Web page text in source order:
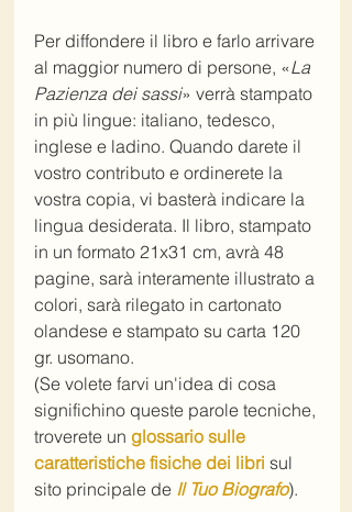
Per diffondere il libro e farlo arrivare
al maggior numero di persone, «La
Pazienza dei sassi» verrà stampato
in più lingue: italiano, tedesco,
inglese e ladino. Quando darete il
vostro contributo e ordinerete la
vostra copia, vi basterà indicare la
lingua desiderata. Il libro, stampato
in un formato 21x31 cm, avrà 48
pagine, sarà interamente illustrato a
colori, sarà rilegato in cartonato
olandese e stampato su carta 120
gr. usomano.
(Se volete farvi un'idea di cosa
significhino queste parole tecniche,
troverete un glossario sulle
caratteristiche fisiche dei libri sul
sito principale de Il Tuo Biografo).